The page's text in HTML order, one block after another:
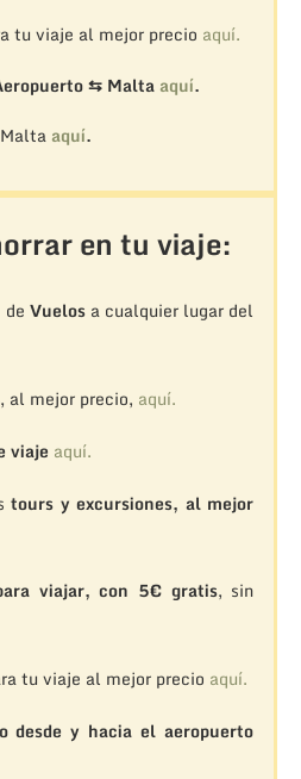
tu viaje al mejor precio aquí.
⇆ Malta aquí.
aquí.
en tu viaje:
Vuelosa cualquier lugar del
, al mejor precio, aquí.
viaje aquí.
tours y excursiones, al mejor
viajar, con 5€ gratis, sin
tu viaje al mejor precio aquí.
desde y hacia el aeropuerto